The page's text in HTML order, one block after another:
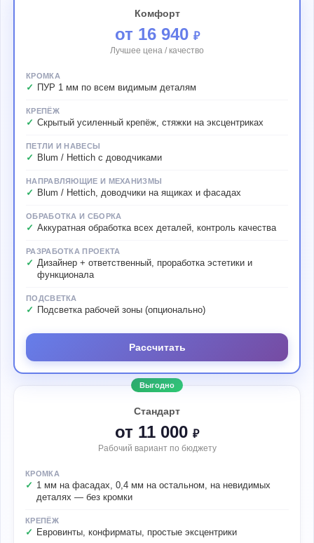
Выгодно
Стандарт
от 11 000 ₽
Рабочий вариант по бюджету
КРОМКА
1 мм на фасадах, 0,4 мм на остальном, на невидимых
деталях — без кромки
КРЕПЁЖ
Евровинты, конфирматы, простые эксцентрики
Комфорт
от 16 940 ₽
Лучшее цена / качество
КРОМКА
ПУР 1 мм по всем видимым деталям
КРЕПЁЖ
Скрытый усиленный крепёж, стяжки на эксцентриках
ПЕТЛИ И НАВЕСЫ
Blum / Hettich с доводчиками
НАПРАВЛЯЮЩИЕ И МЕХАНИЗМЫ
Blum / Hettich, доводчики на ящиках и фасадах
ОБРАБОТКА И СБОРКА
Аккуратная обработка всех деталей, контроль качества
РАЗРАБОТКА ПРОЕКТА
Дизайнер + ответственный, проработка эстетики и
функционала
ПОДСВЕТКА
Подсветка рабочей зоны (опционально)
Рассчитать